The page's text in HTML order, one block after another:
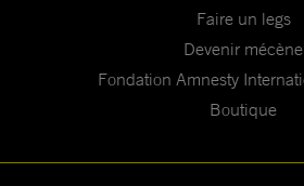
Faire un legs
Devenir mécène
Fondation Amnesty
Boutique